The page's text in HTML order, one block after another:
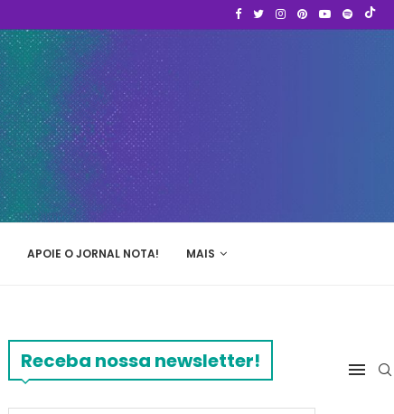
APOIE O JORNAL NOTA! MAIS
Receba nossa newsletter!